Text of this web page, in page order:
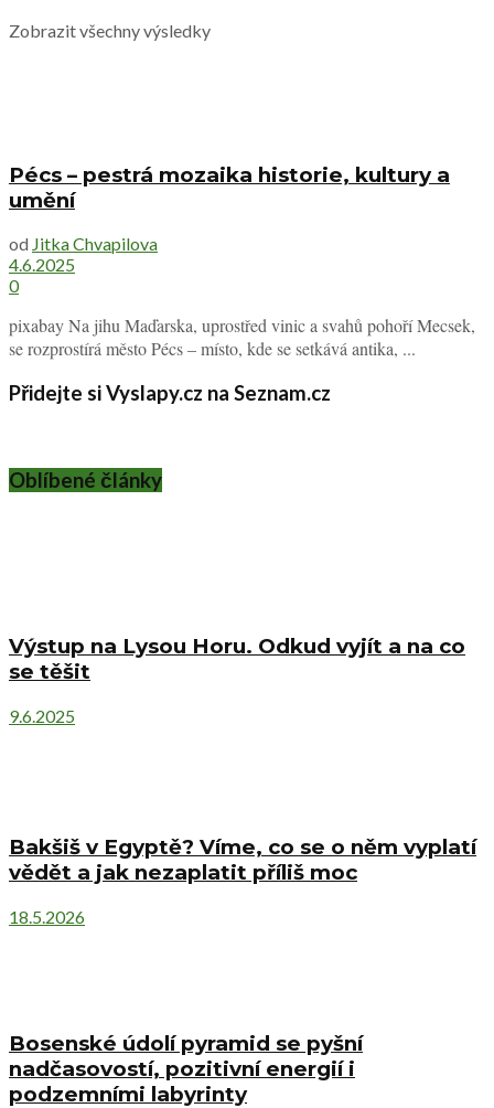
Zobrazit všechny výsledky
Pécs – pestrá mozaika historie, kultury a
umění
od Jitka Chvapilova
4.6.2025
0
pixabay Na jihu Maďarska, uprostřed vinic a svahů pohoří Mecsek,
se rozprostírá město Pécs – místo, kde se setkává antika, ...
Přidejte si Vyslapy.cz na Seznam.cz
Oblíbené články
Výstup na Lysou Horu. Odkud vyjít a na co
se těšit
9.6.2025
Bakšiš v Egyptě? Víme, co se o něm vyplatí
vědět a jak nezaplatit příliš moc
18.5.2026
Bosenské údolí pyramid se pyšní
nadčasovostí, pozitivní energií i
podzemními labyrinty